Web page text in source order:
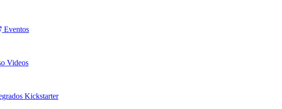
Eventos
Videos
Kickstarter